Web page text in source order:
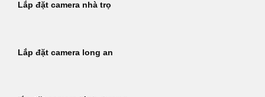
Lắp đặt camera nhà trọ
Lắp đặt camera long an